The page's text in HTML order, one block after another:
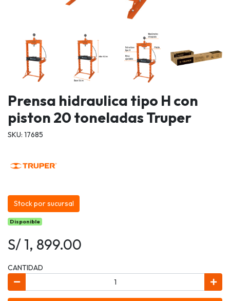
Prensa hidraulica tipo H con
piston 20 toneladas Truper
SKU: 17685
Stock por sucursal
Disponible
S/ 1, 899.00
CANTIDAD